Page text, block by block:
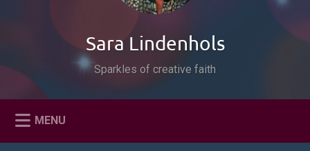
Sara Lindenhols
Sparkles of creative faith
MENU